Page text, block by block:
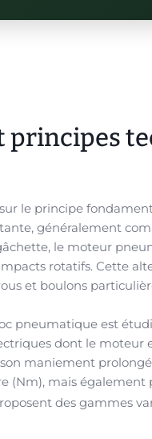
le principe
généralement
le moteur
rotatifs. Cette
et boulons
pneumatique est
dont le moteur
maniement
(Nm), mais
des gammes